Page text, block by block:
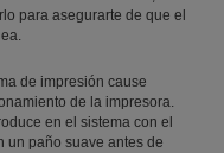
para asegurarte de que el
de impresión cause
de la impresora.
en el sistema con el
un paño suave antes de